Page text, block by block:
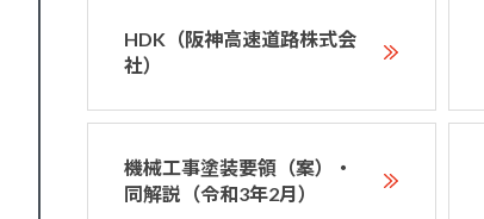
HDK（阪神高速道路株式会
社）
機械工事塗装要領（案）・
同解説（令和3年2月）